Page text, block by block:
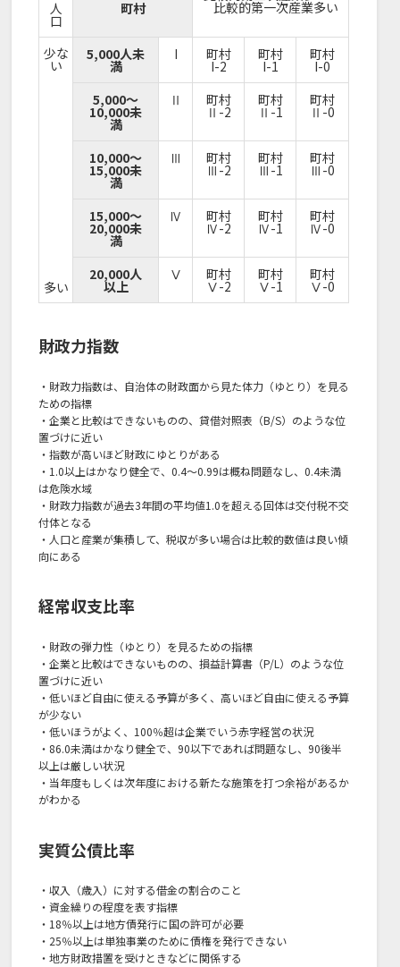
人
口
町村 比較的第一次産業多い
少な
い
多い
5,000人未
満
I 町村
I-2
町村
I-1
町村
I-0
5,000～
10,000未
満
Ⅱ 町村
Ⅱ-2
町村
Ⅱ-1
町村
Ⅱ-0
10,000～
15,000未
満
Ⅲ 町村
Ⅲ-2
町村
Ⅲ-1
町村
Ⅲ-0
15,000～
20,000未
満
Ⅳ 町村
Ⅳ-2
町村
Ⅳ-1
町村
Ⅳ-0
20,000人
以上
Ⅴ 町村
Ⅴ-2
町村
Ⅴ-1
町村
Ⅴ-0
財政力指数
・財政力指数は、自治体の財政面から見た体力（ゆとり）を見る
ための指標
・企業と比較はできないものの、貸借対照表（B/S）のような位
置づけに近い
・指数が高いほど財政にゆとりがある
・1.0以上はかなり健全で、0.4～0.99は概ね問題なし、0.4未満
は危険水域
・財政力指数が過去3年間の平均値1.0を超える回体は交付税不交
付体となる
・人口と産業が集積して、税収が多い場合は比較的数値は良い傾
向にある
経常収支比率
・財政の弾力性（ゆとり）を見るための指標
・企業と比較はできないものの、損益計算書（P/L）のような位
置づけに近い
・低いほど自由に使える予算が多く、高いほど自由に使える予算
が少ない
・低いほうがよく、100％超は企業でいう赤字経営の状況
・86.0未満はかなり健全で、90以下であれば問題なし、90後半
以上は厳しい状況
・当年度もしくは次年度における新たな施策を打つ余裕があるか
がわかる
実質公債比率
・収入（歳入）に対する借金の割合のこと
・資金繰りの程度を表す指標
・18％以上は地方債発行に国の許可が必要
・25％以上は単独事業のために債権を発行できない
・地方財政措置を受けときなどに関係する